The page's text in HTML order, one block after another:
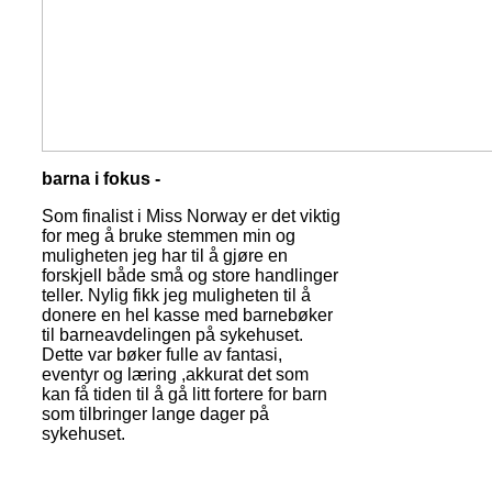
barna i fokus -
Som finalist i Miss Norway er det viktig
for meg å bruke stemmen min og
muligheten jeg har til å gjøre en
forskjell både små og store handlinger
teller. Nylig fikk jeg muligheten til å
donere en hel kasse med barnebøker
til barneavdelingen på sykehuset.
Dette var bøker fulle av fantasi,
eventyr og læring ,akkurat det som
kan få tiden til å gå litt fortere for barn
som tilbringer lange dager på
sykehuset.